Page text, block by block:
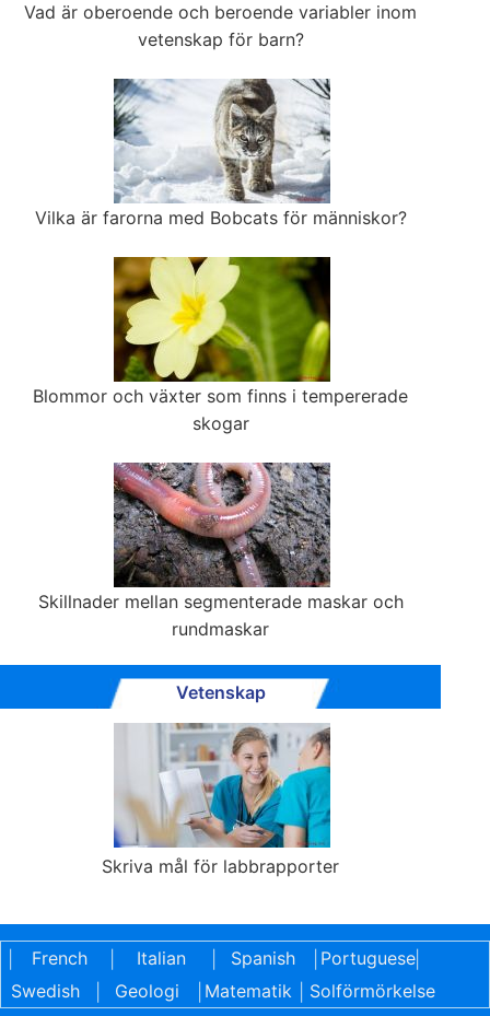
Vad är oberoende och beroende variabler inom
vetenskap för barn?
Vilka är farorna med Bobcats för människor?
Blommor och växter som finns i tempererade
skogar
Skillnader mellan segmenterade maskar och
rundmaskar
Vetenskap
Skriva mål för labbrapporter
French Italian Spanish Portuguese|
Swedish
Geologi Matematik Solförmörkelse